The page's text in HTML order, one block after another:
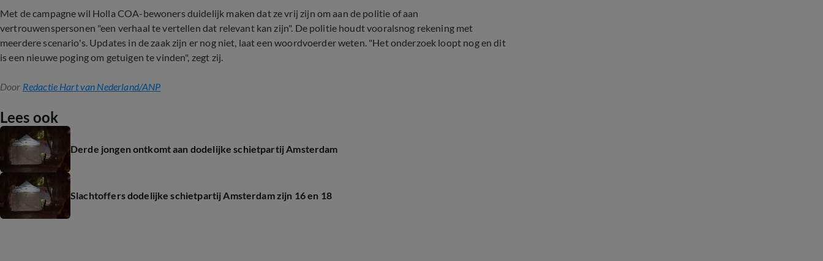
Met de campagne wil Holla COA-bewoners duidelijk maken dat ze vrij zijn om aan de politie of aan
vertrouwenspersonen "een verhaal te vertellen dat relevant kan zijn". De politie houdt vooralsnog rekening met
meerdere scenario's. Updates in de zaak zijn er nog niet, laat een woordvoerder weten. "Het onderzoek loopt nog en dit
is een nieuwe poging om getuigen te vinden", zegt zij.
Door Redactie Hart van Nederland/ANP
Lees ook
Derde jongen ontkomt aan dodelijke schietpartij Amsterdam
Slachtoffers dodelijke schietpartij Amsterdam zijn 16 en 18